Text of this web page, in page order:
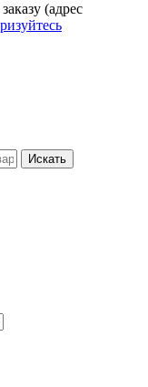
(адрес
Искать